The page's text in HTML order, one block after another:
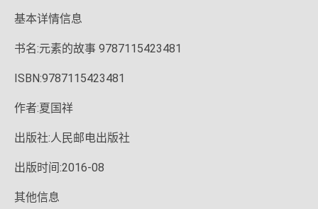
基本详情信息
书名:元素的故事 9787115423481
ISBN:9787115423481
作者:夏国祥
出版社:人民邮电出版社
出版时间:2016-08
其他信息